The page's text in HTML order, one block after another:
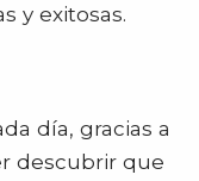
y exitosas.
día, gracias a
descubrir que